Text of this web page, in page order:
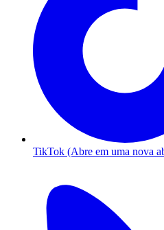
TikTok (Abre em uma nova